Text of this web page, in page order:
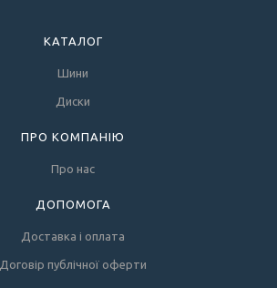
КАТАЛОГ
Шини
Диски
ПРО КОМПАНІЮ
Про нас
ДОПОМОГА
Доставка і оплата
Договір публічної оферти